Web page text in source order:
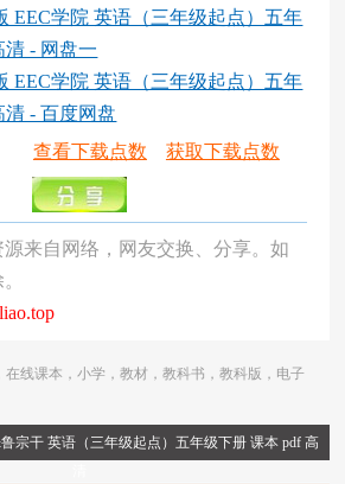
EEC学院 英语（三年级起点）五年
清 - 网盘一
EEC学院 英语（三年级起点）五年
清 - 百度网盘
查看下载点数
获取下载点数
来自网络，网友交换、分享。如
在线课本 ，小学 ，教材 ，教科书 ，教科版 ， 电子
宗干 英语（三年级起点）五年级下册 课本 pdf 高